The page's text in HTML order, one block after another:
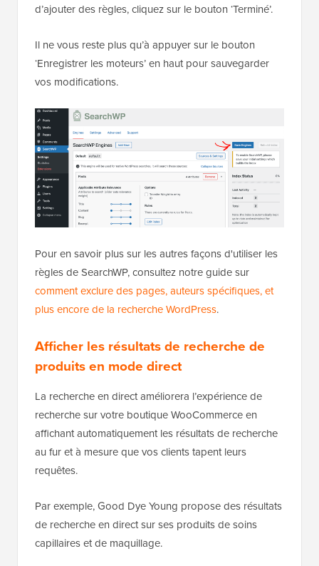
d’ajouter des règles, cliquez sur le bouton ‘Terminé’.
Il ne vous reste plus qu’à appuyer sur le bouton
‘Enregistrer les moteurs’ en haut pour sauvegarder
vos modifications.
Pour en savoir plus sur les autres façons d'utiliser les
règles de SearchWP, consultez notre guide sur
comment exclure des pages, auteurs spécifiques, et
plus encore de la recherche WordPress.
Afficher les résultats de recherche de
produits en mode direct
La recherche en direct améliorera l’expérience de
recherche sur votre boutique WooCommerce en
affichant automatiquement les résultats de recherche
au fur et à mesure que vos clients tapent leurs
requêtes.
Par exemple, Good Dye Young propose des résultats
de recherche en direct sur ses produits de soins
capillaires et de maquillage.